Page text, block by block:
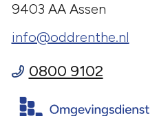
9403 AA Assen
info@oddrenthe.nl
0800 9102